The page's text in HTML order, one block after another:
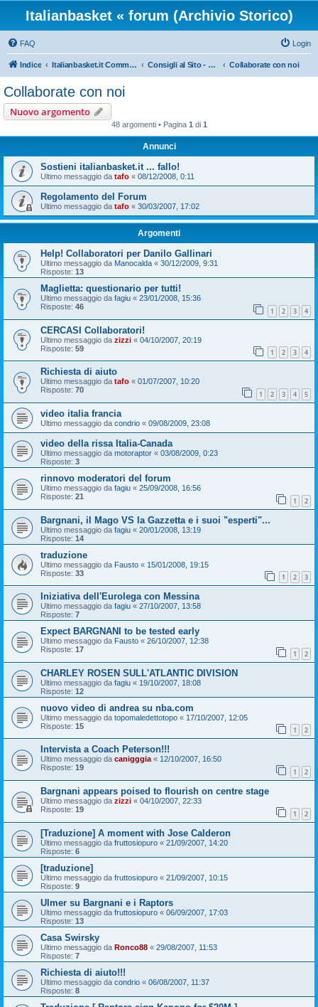
Italianbasket « forum (Archivio Storico)
FAQ Login
Indice Italianbasket.it Community Consigli al Sito - HELP Collaborate con noi
Collaborate con noi
Nuovo argomento
48 argomenti • Pagina 1 di 1
Annunci
Sostieni italianbasket.it ... fallo!
Ultimo messaggio da tafo « 08/12/2008, 0:11
Regolamento del Forum
Ultimo messaggio da tafo « 30/03/2007, 17:02
Argomenti
Help! Collaboratori per Danilo Gallinari
Ultimo messaggio da Manocalda « 30/12/2009, 9:31
Risposte: 13
Maglietta: questionario per tutti!
Ultimo messaggio da fagiu « 23/01/2008, 15:36
Risposte: 46 1 2 3 4
CERCASI Collaboratori!
Ultimo messaggio da zizzi « 04/10/2007, 20:19
Risposte: 59 1 2 3 4
Richiesta di aiuto
Ultimo messaggio da tafo « 01/07/2007, 10:20
Risposte: 70 1 2 3 4 5
video italia francia
Ultimo messaggio da condrio « 09/08/2009, 23:08
video della rissa Italia-Canada
Ultimo messaggio da motoraptor « 03/08/2009, 0:23
Risposte: 3
rinnovo moderatori del forum
Ultimo messaggio da fagiu « 25/09/2008, 16:56
Risposte: 21 1 2
Bargnani, il Mago VS la Gazzetta e i suoi "esperti"...
Ultimo messaggio da fagiu « 20/01/2008, 13:19
Risposte: 14
traduzione
Ultimo messaggio da Fausto « 15/01/2008, 19:15
Risposte: 33 1 2 3
Iniziativa dell'Eurolega con Messina
Ultimo messaggio da fagiu « 27/10/2007, 13:58
Risposte: 7
Expect BARGNANI to be tested early
Ultimo messaggio da Fausto « 26/10/2007, 12:38
Risposte: 17 1 2
CHARLEY ROSEN SULL'ATLANTIC DIVISION
Ultimo messaggio da fagiu « 19/10/2007, 18:08
Risposte: 12
nuovo video di andrea su nba.com
Ultimo messaggio da topomaledettotopo « 17/10/2007, 12:05
Risposte: 15 1 2
Intervista a Coach Peterson!!!
Ultimo messaggio da canigggia« 12/10/2007, 16:50
Risposte: 19 1 2
Bargnani appears poised to flourish on centre stage
Ultimo messaggio da zizzi « 04/10/2007, 22:33
Risposte: 19 1 2
[Traduzione] A moment with Jose Calderon
Ultimo messaggio da fruttosiopuro « 21/09/2007, 14:20
Risposte: 6
[traduzione]
Ultimo messaggio da fruttosiopuro « 21/09/2007, 10:15
Risposte: 9
Ulmer su Bargnani e i Raptors
Ultimo messaggio da fruttosiopuro « 06/09/2007, 17:03
Risposte: 13
Casa Swirsky
Ultimo messaggio da Ronco88 « 29/08/2007, 11:53
Risposte: 7
Richiesta di aiuto!!!
Ultimo messaggio da condrio « 06/08/2007, 11:37
Risposte: 8